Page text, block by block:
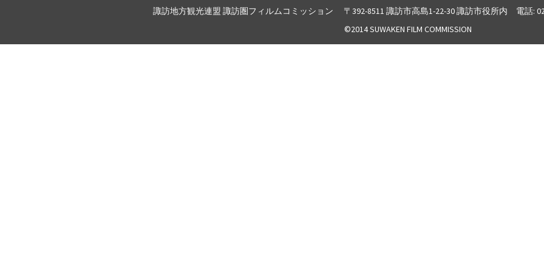
諏訪地方観光連盟 諏訪圏フィルムコミッション 〒392-8511 諏訪市高島1-22-30 諏訪市役所内 電話:
©2014 SUWAKEN FILM COMMISSION